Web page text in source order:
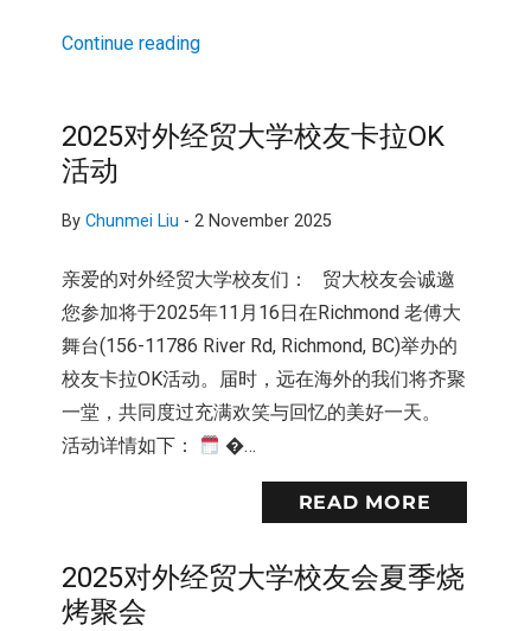
Continue reading
2025对外经贸大学校友卡拉OK
活动
By Chunmei Liu - 2 November 2025
亲爱的对外经贸大学校友们： 贸大校友会诚邀
您参加将于2025年11月16日在Richmond 老傅大
舞台(156-11786 River Rd, Richmond, BC)举办的
校友卡拉OK活动。届时，远在海外的我们将齐聚
一堂，共同度过充满欢笑与回忆的美好一天。
活动详情如下：
�…
READ MORE
2025对外经贸大学校友会夏季烧
烤聚会